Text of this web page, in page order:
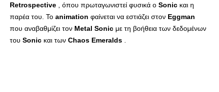
Retrospective , όπου πρωταγωνιστεί φυσικά ο Sonic και η
παρέα του. Το animation φαίνεται να εστιάζει στον Eggman
που αναβαθμίζει τον Metal Sonic με τη βοήθεια των δεδομένων
του Sonic και των Chaos Emeralds